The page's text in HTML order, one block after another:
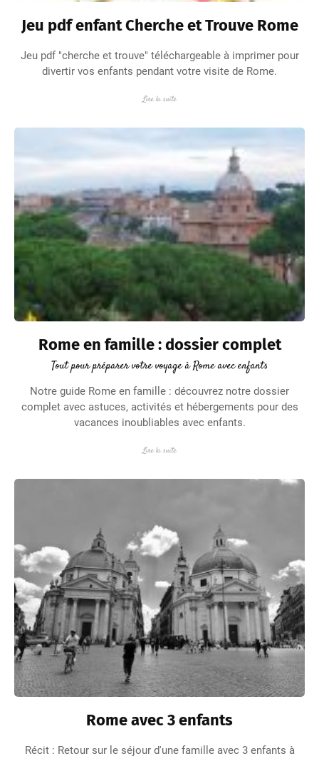
Jeu pdf enfant Cherche et Trouve Rome
Jeu pdf "cherche et trouve" téléchargeable à imprimer pour
divertir vos enfants pendant votre visite de Rome.
Lire la suite
Rome en famille : dossier complet
Tout pour préparer votre voyage à Rome avec enfants
Notre guide Rome en famille : découvrez notre dossier
complet avec astuces, activités et hébergements pour des
vacances inoubliables avec enfants.
Lire la suite
Rome avec 3 enfants
Récit : Retour sur le séjour d'une famille avec 3 enfants à